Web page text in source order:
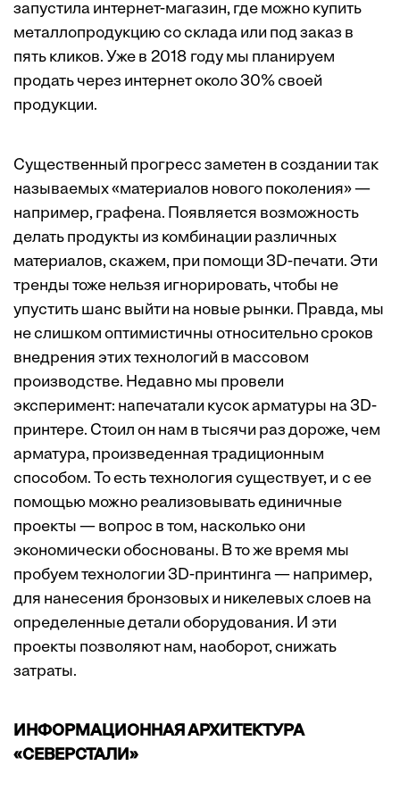
запустила интернет-магазин, где можно купить
металлопродукцию со склада или под заказ в
пять кликов. Уже в 2018 году мы планируем
продать через интернет около 30% своей
продукции.
Существенный прогресс заметен в создании так
называемых «материалов нового поколения» —
например, графена. Появляется возможность
делать продукты из комбинации различных
материалов, скажем, при помощи 3D-печати. Эти
тренды тоже нельзя игнорировать, чтобы не
упустить шанс выйти на новые рынки. Правда, мы
не слишком оптимистичны относительно сроков
внедрения этих технологий в массовом
производстве. Недавно мы провели
эксперимент: напечатали кусок арматуры на 3D-
принтере. Стоил он нам в тысячи раз дороже, чем
арматура, произведенная традиционным
способом. То есть технология существует, и с ее
помощью можно реализовывать единичные
проекты — вопрос в том, насколько они
экономически обоснованы. В то же время мы
пробуем технологии 3D-принтинга — например,
для нанесения бронзовых и никелевых слоев на
определенные детали оборудования. И эти
проекты позволяют нам, наоборот, снижать
затраты.
ИНФОРМАЦИОННАЯ АРХИТЕКТУРА
«СЕВЕРСТАЛИ»